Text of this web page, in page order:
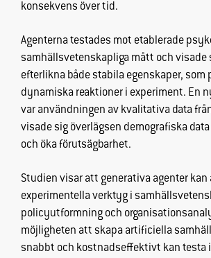
konsekvens över tid.
Agenterna testades mot etablerade
samhällsvetenskapliga mått och visade
efterlikna både stabila egenskaper, som
dynamiska reaktioner i experiment. En
var användningen av kvalitativa data
visade sig överlägsen demografiska
och öka förutsägbarhet.
Studien visar att generativa agenter kan
experimentella verktyg i
policyutformning och
möjligheten att skapa artificiella
snabbt och kostnadseffektivt kan testa